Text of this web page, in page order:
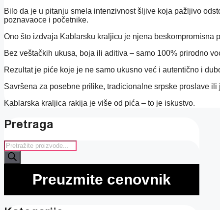
Bilo da je u pitanju smela intenzivnost šljive koja pažljivo
poznavaoce i početnike.
Ono što izdvaja Kablarsku kraljicu je njena beskompromisna
Bez veštačkih ukusa, boja ili aditiva – samo 100% prirodno
Rezultat je piće koje je ne samo ukusno već i autentično i
Savršena za posebne prilike, tradicionalne srpske proslave
Kablarska kraljica rakija je više od pića – to je iskustvo.
Pretraga
Products
search
Preuzmite cenovnik